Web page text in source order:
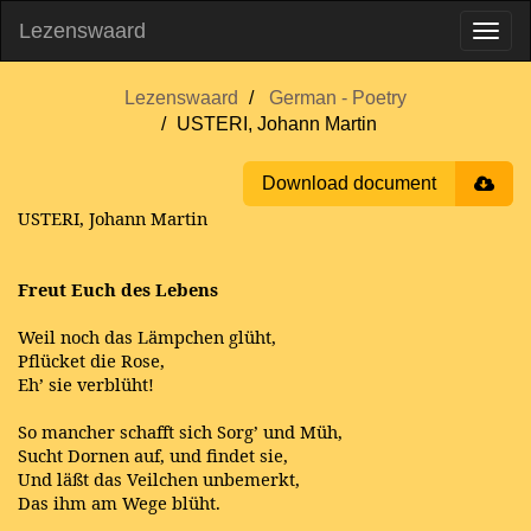
Lezenswaard
Lezenswaard
German - Poetry
USTERI, Johann Martin
Download document
USTERI, Johann Martin
Freut Euch des Lebens
Weil noch das Lämpchen glüht,
Pflücket die Rose,
Eh’ sie verblüht!
So mancher schafft sich Sorg’ und Müh,
Sucht Dornen auf, und findet sie,
Und läßt das Veilchen unbemerkt,
Das ihm am Wege blüht.